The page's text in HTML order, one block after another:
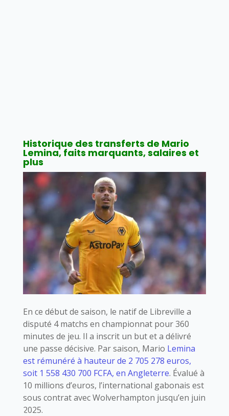
Historique des transferts de Mario
Lemina, faits marquants, salaires et
plus
En ce début de saison, le natif de Libreville a
disputé 4 matchs en championnat pour 360
minutes de jeu. Il a inscrit un but et a délivré
une passe décisive. Par saison, Mario Lemina
est rémunéré à hauteur de 2 705 278 euros,
soit 1 558 430 700 FCFA, en Angleterre. Évalué à
10 millions d’euros, l’international gabonais est
sous contrat avec Wolverhampton jusqu’en juin
2025.